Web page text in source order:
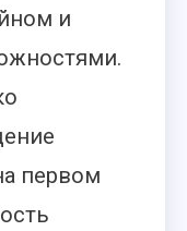
и
первом